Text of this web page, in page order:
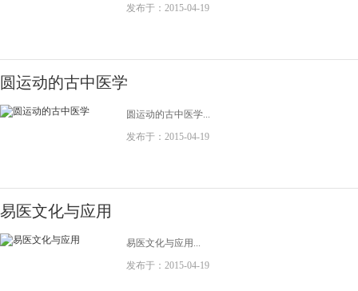
发布于：2015-04-19
圆运动的古中医学
圆运动的古中医学...
发布于：2015-04-19
易医文化与应用
易医文化与应用...
发布于：2015-04-19